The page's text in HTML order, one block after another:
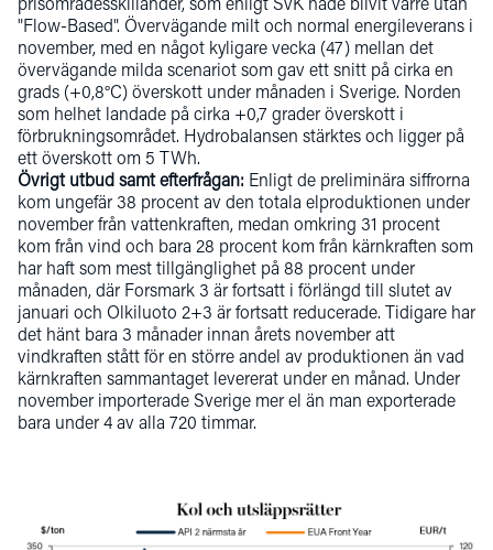
prisområdesskillander, som enligt SvK hade blivit värre utan
"Flow-Based". Övervägande milt och normal energileverans i
november, med en något kyligare vecka (47) mellan det
övervägande milda scenariot som gav ett snitt på cirka en
grads (+0,8°C) överskott under månaden i Sverige. Norden
som helhet landade på cirka +0,7 grader överskott i
förbrukningsområdet. Hydrobalansen stärktes och ligger på
ett överskott om 5 TWh.
Övrigt utbud samt efterfrågan: Enligt de preliminära siffrorna
kom ungefär 38 procent av den totala elproduktionen under
november från vattenkraften, medan omkring 31 procent
kom från vind och bara 28 procent kom från kärnkraften som
har haft som mest tillgänglighet på 88 procent under
månaden, där Forsmark 3 är fortsatt i förlängd till slutet av
januari och Olkiluoto 2+3 är fortsatt reducerade. Tidigare har
det hänt bara 3 månader innan årets november att
vindkraften stått för en större andel av produktionen än vad
kärnkraften sammantaget levererat under en månad. Under
november importerade Sverige mer el än man exporterade
bara under 4 av alla 720 timmar.